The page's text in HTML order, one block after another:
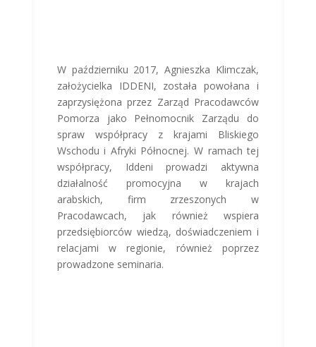
W październiku 2017, Agnieszka Klimczak,
założycielka IDDENI, została powołana i
zaprzysiężona przez Zarząd Pracodawców
Pomorza jako Pełnomocnik Zarządu do
spraw współpracy z krajami Bliskiego
Wschodu i Afryki Północnej. W ramach tej
współpracy, Iddeni prowadzi aktywna
działalność promocyjna w krajach
arabskich, firm zrzeszonych w
Pracodawcach, jak również wspiera
przedsiębiorców wiedzą, doświadczeniem i
relacjami w regionie, również poprzez
prowadzone seminaria.